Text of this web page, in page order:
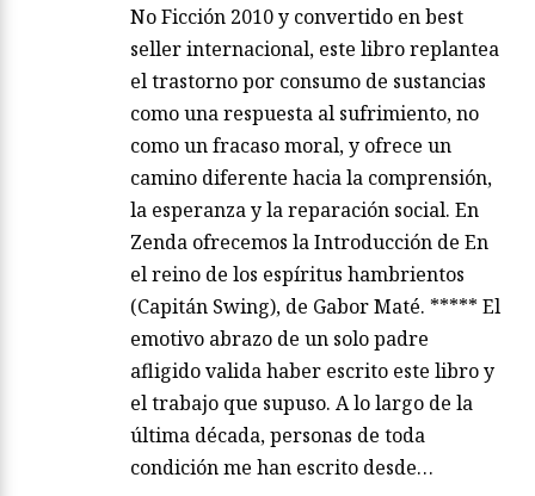
No Ficción 2010 y convertido en best
seller internacional, este libro replantea
el trastorno por consumo de sustancias
como una respuesta al sufrimiento, no
como un fracaso moral, y ofrece un
camino diferente hacia la comprensión,
la esperanza y la reparación social. En
Zenda ofrecemos la Introducción de En
el reino de los espíritus hambrientos
(Capitán Swing), de Gabor Maté. ***** El
emotivo abrazo de un solo padre
afligido valida haber escrito este libro y
el trabajo que supuso. A lo largo de la
última década, personas de toda
condición me han escrito desde…